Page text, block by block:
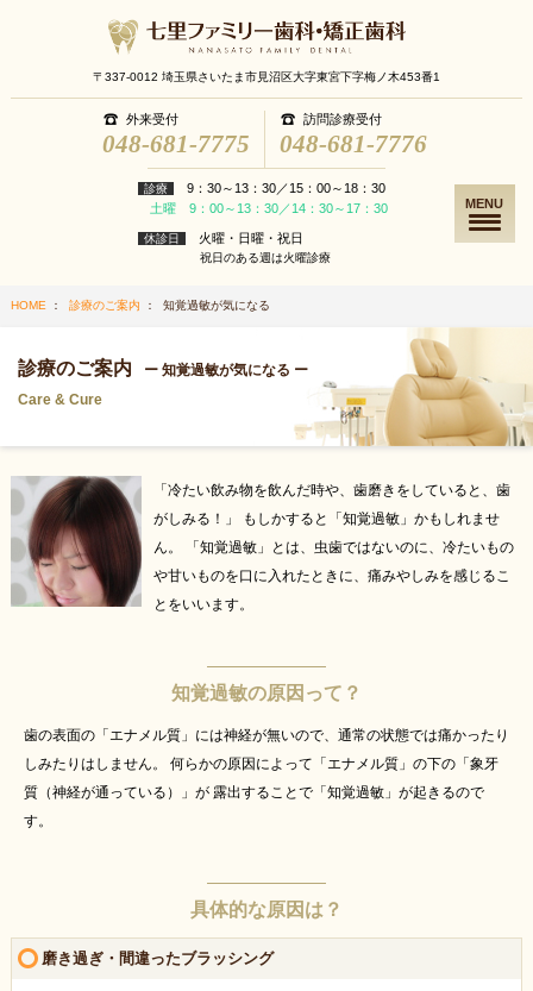
〒337-0012 埼玉県さいたま市見沼区大字東宮下字梅ノ木453番1
外来受付
048-681-7775
訪問診療受付
048-681-7776
診療
9：30～13：30／15：00～18：30
土曜 9：00～13：30／14：30～17：30
休診日 火曜・日曜・祝日
祝日のある週は火曜診療
MENU
HOME： 診療のご案内 ： 知覚過敏が気になる
診療のご案内
Care & Cure
ー 知覚過敏が気になる ー
「冷たい飲み物を飲んだ時や、歯磨きをしていると、歯
がしみる！」 もしかすると「知覚過敏」かもしれませ
ん。
「知覚過敏」とは、虫歯ではないのに、冷たいもの
や甘いものを口に入れたときに、痛みやしみを感じるこ
とをいいます。
知覚過敏の原因って？
歯の表面の「エナメル質」には神経が無いので、通常の状態では痛かったり
しみたりはしません。
何らかの原因によって「エナメル質」の下の「象牙
質（神経が通っている）」が露出することで「知覚過敏」が起きるので
す。
具体的な原因は？
磨き過ぎ・間違ったブラッシング